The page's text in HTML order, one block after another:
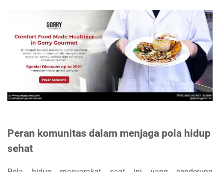
Peran komunitas dalam menjaga pola hidup
sehat